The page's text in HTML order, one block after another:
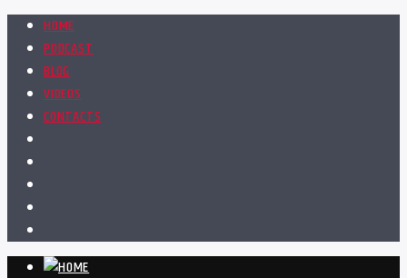
HOME
PODCAST
BLOG
VIDEOS
CONTACTS